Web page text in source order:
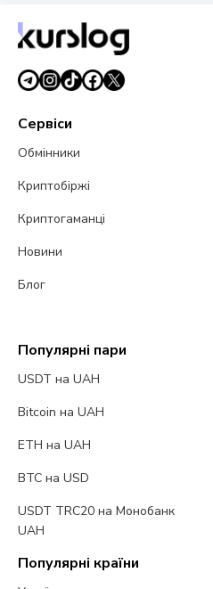
Сервіси
Обмінники
Криптобіржі
Криптогаманці
Новини
Блог
Популярні пари
USDT на UAH
Bitcoin на UAH
ETH на UAH
BTC на USD
USDT TRC20 на Монобанк
UAH
Популярні країни